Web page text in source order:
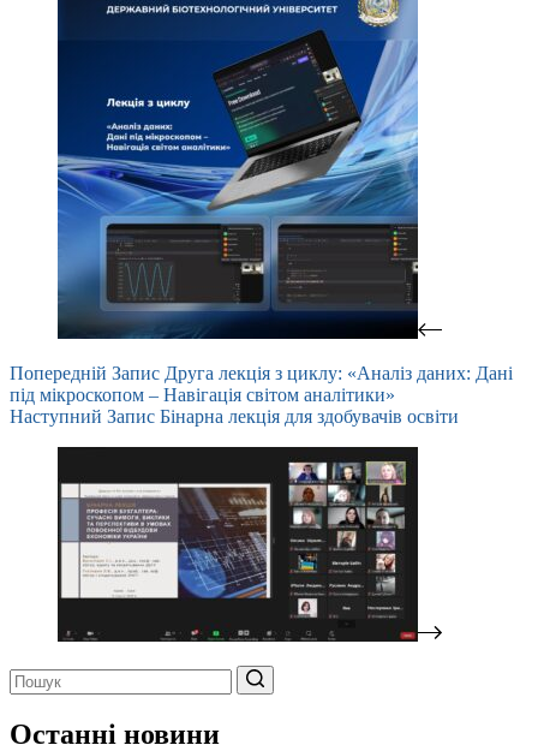
Попередній Запис Друга лекція з циклу: «Аналіз даних: Дані
під мікроскопом – Навігація світом аналітики»
Наступний Запис Бінарна лекція для здобувачів освіти
результатів
Останні новини